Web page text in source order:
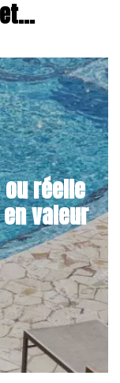
réelle
valeur